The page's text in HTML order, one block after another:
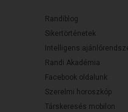
Randiblog
Sikertörténetek
Intelligens
Randi Akadémia
Facebook oldalunk
Szerelmi horoszkóp
Társkeresés mobilon